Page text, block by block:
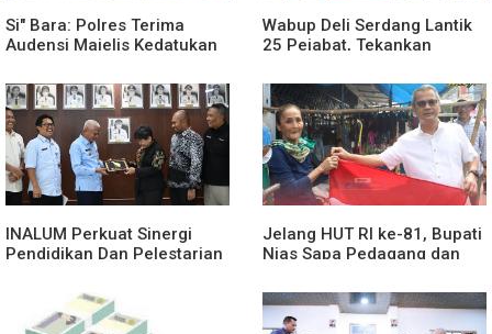
Si" Bara: Polres Terima
Audensi Majelis Kedatukan
Wabup Deli Serdang Lantik
25 Pejabat, Tekankan
Cepat dan Humanis
INALUM Perkuat Sinergi
Pendidikan Dan Pelestarian
PemprovSu
Jelang HUT RI ke-81, Bupati
Nias Sapa Pedagang dan
Putih